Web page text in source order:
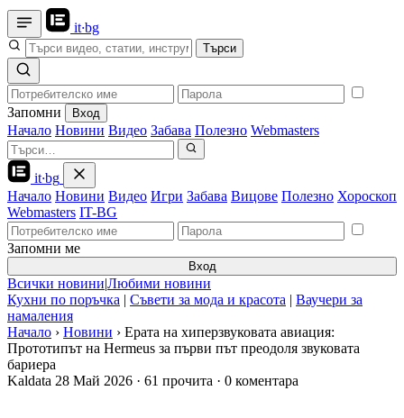
it·bg
Търси
Запомни Вход
Начало Новини Видео Забава Полезно Webmasters
it·bg
Начало Новини Видео Игри Забава Вицове Полезно Хороскоп
Webmasters IT-BG
Запомни ме
Вход
Всички новини|Любими новини
Кухни по поръчка | Съвети за мода и красота | Ваучери за
намаления
Начало › Новини › Ерата на хиперзвуковата авиация:
Прототипът на Hermeus за първи път преодоля звуковата
бариера
Kaldata 28 Май 2026 · 61 прочита · 0 коментара